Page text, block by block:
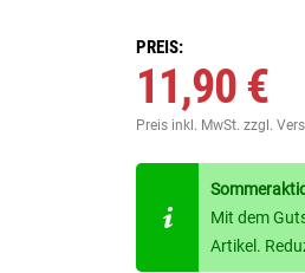
PREIS:
11,90 €
Preis inkl. MwSt.zzgl.
Mit dem
Artikel.